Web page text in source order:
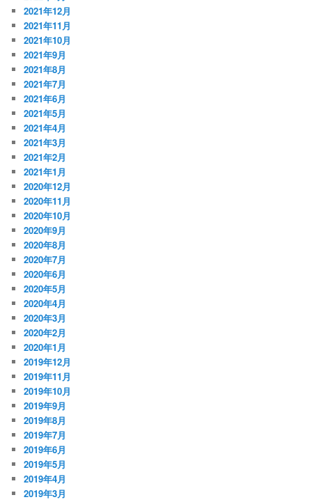
2021年12月
2021年11月
2021年10月
2021年9月
2021年8月
2021年7月
2021年6月
2021年5月
2021年4月
2021年3月
2021年2月
2021年1月
2020年12月
2020年11月
2020年10月
2020年9月
2020年8月
2020年7月
2020年6月
2020年5月
2020年4月
2020年3月
2020年2月
2020年1月
2019年12月
2019年11月
2019年10月
2019年9月
2019年8月
2019年7月
2019年6月
2019年5月
2019年4月
2019年3月